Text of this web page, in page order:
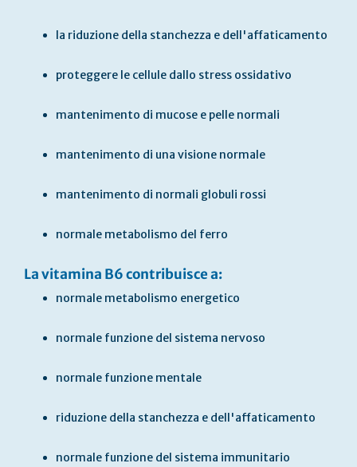
la riduzione della stanchezza e dell'affaticamento
proteggere le cellule dallo stress ossidativo
mantenimento di mucose e pelle normali
mantenimento di una visione normale
mantenimento di normali globuli rossi
normale metabolismo del ferro
La vitamina B6 contribuisce a:
normale metabolismo energetico
normale funzione del sistema nervoso
normale funzione mentale
riduzione della stanchezza e dell'affaticamento
normale funzione del sistema immunitario